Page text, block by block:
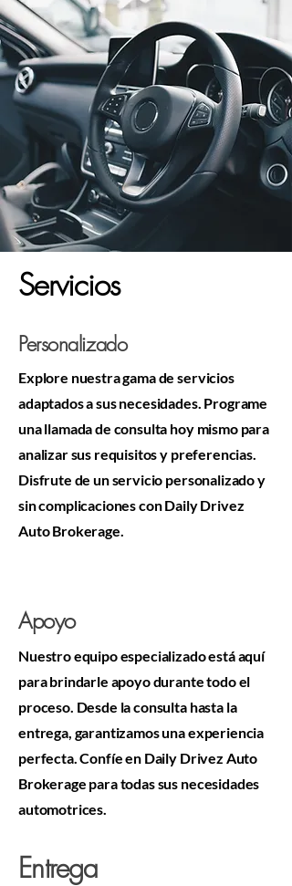
Servicios
Personalizado
Explore nuestra gama de servicios
adaptados a sus necesidades. Programe
una llamada de consulta hoy mismo para
analizar sus requisitos y preferencias.
Disfrute de un servicio personalizado y
sin complicaciones con Daily Drivez
Auto Brokerage.
Apoyo
Nuestro equipo especializado está aquí
para brindarle apoyo durante todo el
proceso. Desde la consulta hasta la
entrega, garantizamos una experiencia
perfecta. Confíe en Daily Drivez Auto
Brokerage para todas sus necesidades
automotrices.
Entrega